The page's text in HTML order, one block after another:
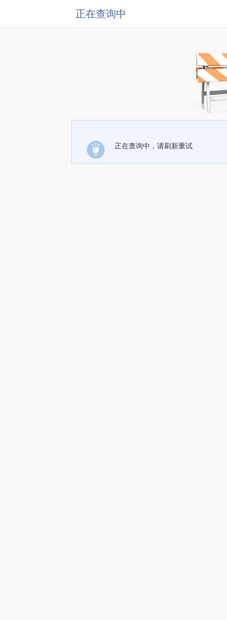
正在查询中
正在查询中，请刷新重试